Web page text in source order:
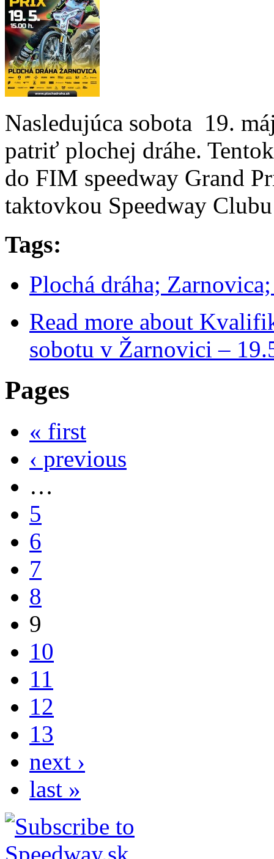
Nasledujúca sobota 19.
patriť plochej dráhe.
do FIM speedway Grand
taktovkou Speedway
Tags:
Plochá dráha;
Read more about
sobotu v Žarnovici –
Pages
« first
‹ previous
…
5
6
7
8
9
10
11
12
13
next ›
last »